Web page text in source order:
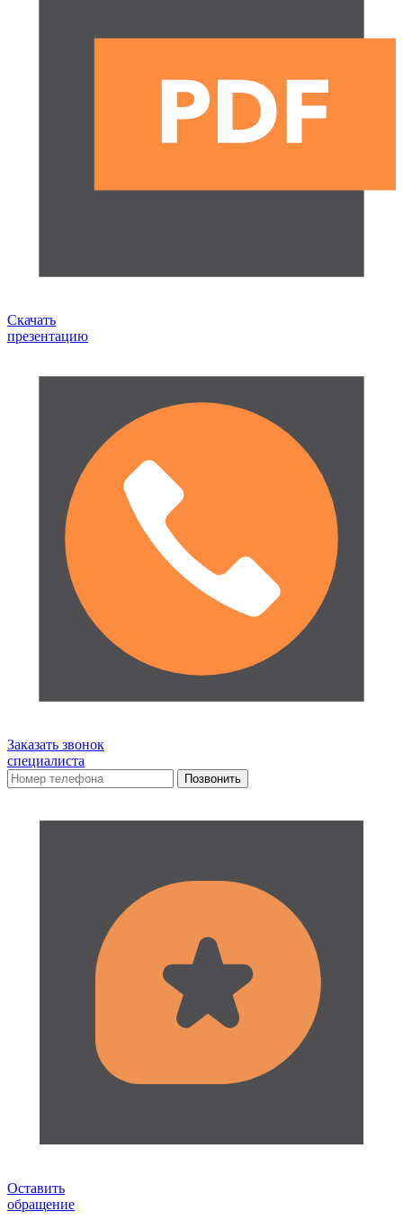
Скачать
презентацию
Заказать звонок
специалиста
Оставить
обращение